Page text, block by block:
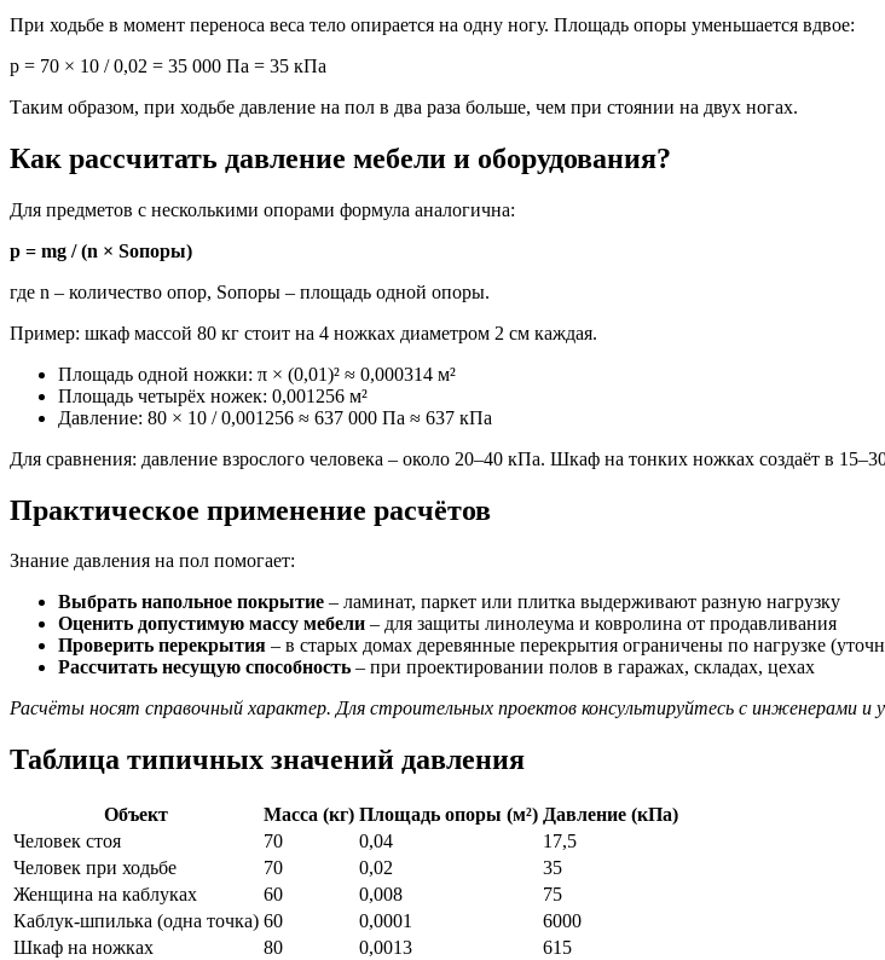
При ходьбе в момент переноса веса тело опирается на одну ногу. Площадь опоры уменьшается вдвое:
p = 70 × 10 / 0,02 = 35 000 Па = 35 кПа
Таким образом, при ходьбе давление на пол в два раза больше, чем при стоянии на двух ногах.
Как рассчитать давление мебели и оборудования?
Для предметов с несколькими опорами формула аналогична:
p = mg / (n × Sопоры)
где n – количество опор, Sопоры – площадь одной опоры.
Пример: шкаф массой 80 кг стоит на 4 ножках диаметром 2 см каждая.
Площадь одной ножки: π × (0,01)² ≈ 0,000314 м²
Площадь четырёх ножек: 0,001256 м²
Давление: 80 × 10 / 0,001256 ≈ 637 000 Па ≈ 637 кПа
Для сравнения: давление взрослого человека – около 20–40 кПа. Шкаф на тонких ножках создаёт в
Практическое применение расчётов
Знание давления на пол помогает:
Выбрать напольное покрытие – ламинат, паркет или плитка выдерживают разную нагрузку
Оценить допустимую массу мебели – для защиты линолеума и ковролина от продавливания
Проверить перекрытия – в старых домах деревянные перекрытия ограничены по нагрузке
Рассчитать несущую способность – при проектировании полов в гаражах, складах, цехах
Расчёты носят справочный характер. Для строительных проектов консультируйтесь с инженерами
Таблица типичных значений давления
Объект Масса (кг) Площадь опоры (м²) Давление (кПа)
Человек стоя
70 0,04
17,5
Человек при ходьбе
70 0,02
35
Женщина на каблуках
60 0,008
75
Каблук-шпилька (одна точка) 60 0,0001
6000
Шкаф на ножках
80 0,0013
615